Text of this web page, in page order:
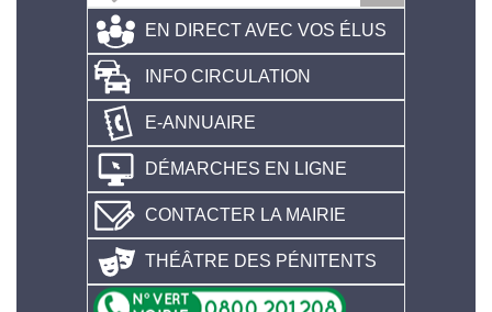
EN DIRECT AVEC VOS ÉLUS
INFO CIRCULATION
E-ANNUAIRE
DÉMARCHES EN LIGNE
CONTACTER LA MAIRIE
THÉÂTRE DES PÉNITENTS